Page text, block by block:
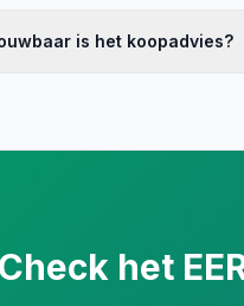
is het koopadvies?
Check het